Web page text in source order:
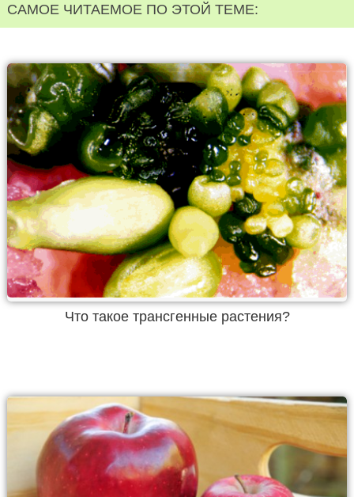
САМОЕ ЧИТАЕМОЕ ПО ЭТОЙ ТЕМЕ:
Что такое трансгенные растения?